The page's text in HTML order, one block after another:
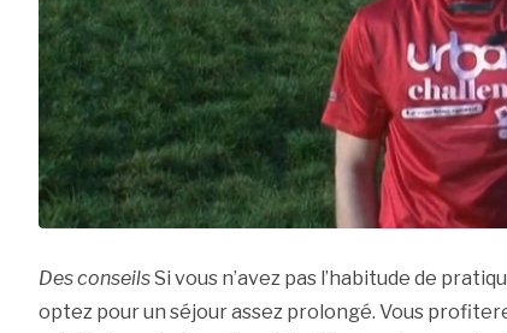
Des conseilsSi vous n’avez pas l’habitude de
optez pour un séjour assez prolongé. Vous